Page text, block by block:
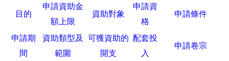
目的
申請資助金
額上限
資助對象
申請資
格
申請條件
申請期
間
資助類型及
範圍
可獲資助的
開支
配套投
入
申請卷宗